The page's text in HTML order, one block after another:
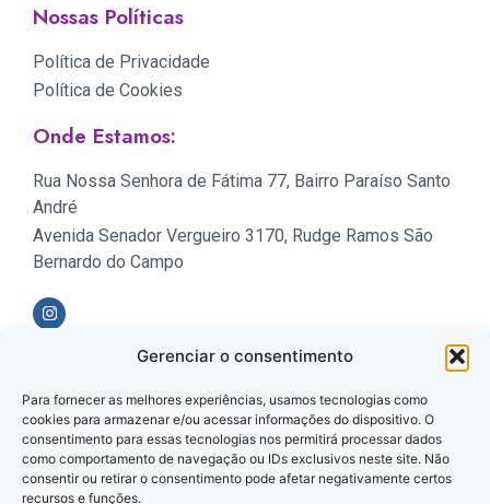
Gerenciar o consentimento
Para fornecer as melhores experiências, usamos tecnologias como
cookies para armazenar e/ou acessar informações do dispositivo. O
consentimento para essas tecnologias nos permitirá processar dados
como comportamento de navegação ou IDs exclusivos neste site. Não
consentir ou retirar o consentimento pode afetar negativamente certos
recursos e funções.
Nossas Políticas
Política de Privacidade
Política de Cookies
Onde Estamos:
Rua Nossa Senhora de Fátima 77, Bairro Paraíso Santo
André
Avenida Senador Vergueiro 3170, Rudge Ramos São
Bernardo do Campo
Formas de Pagamento